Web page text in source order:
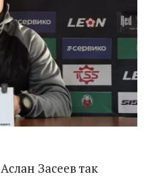
Засеев так